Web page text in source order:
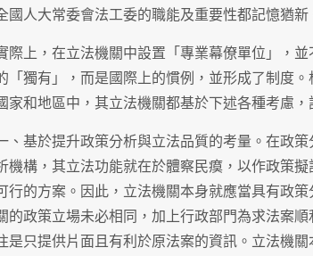
國人大常委會法工委的職能及重要性都記憶猶新
際上，在立法機關中設置「專業幕僚單位」，
「獨有」，而是國際上的慣例，並形成了制度
家和地區中，其立法機關都基於下述各種考慮
、基於提升政策分析與立法品質的考量。在政
機構，其立法功能就在於體察民瘼，以作政策
行的方案。因此，立法機關本身就應當具有政
的政策立場未必相同，加上行政部門為求法案
是只提供片面且有利於原法案的資訊。立法機